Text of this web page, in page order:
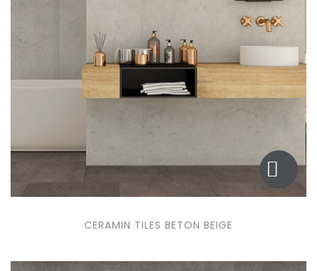
CERAMIN TILES BETON BEIGE